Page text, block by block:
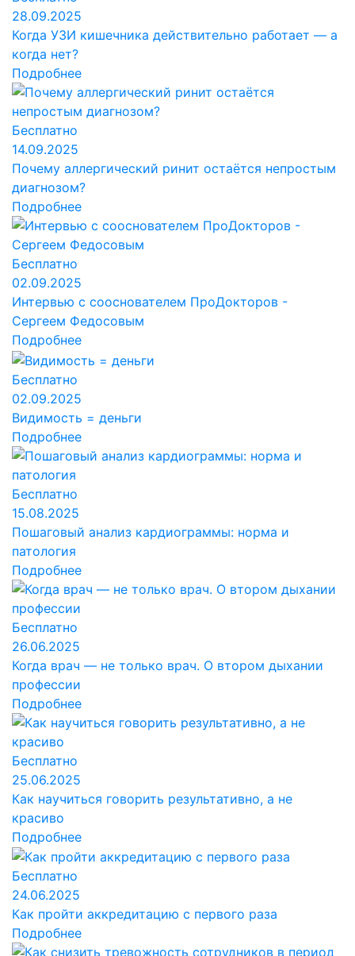
28.09.2025
Когда УЗИ кишечника действительно работает — а
когда нет?
Подробнее
Бесплатно
14.09.2025
Почему аллергический ринит остаётся непростым
диагнозом?
Подробнее
Бесплатно
02.09.2025
Интервью с сооснователем ПроДокторов -
Сергеем Федосовым
Подробнее
Бесплатно
02.09.2025
Видимость = деньги
Подробнее
Бесплатно
15.08.2025
Пошаговый анализ кардиограммы: норма и
патология
Подробнее
Бесплатно
26.06.2025
Когда врач — не только врач. О втором дыхании
профессии
Подробнее
Бесплатно
25.06.2025
Как научиться говорить результативно, а не
красиво
Подробнее
Бесплатно
24.06.2025
Как пройти аккредитацию с первого раза
Подробнее